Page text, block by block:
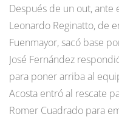
Después de un out, ante
Leonardo Reginatto, de
Fuenmayor, sacó base
José Fernández
para poner arriba al
Acosta entró al rescate
Romer Cuadrado para